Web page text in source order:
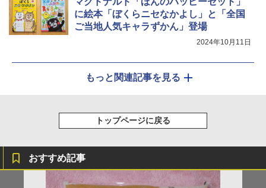
に絵本「ぼくらニセなかよし」と「全国
ご当地人気キャラずかん」登場
2024年10月11日
もっと関連記事を見る
トップページに戻る
おすすめ記事